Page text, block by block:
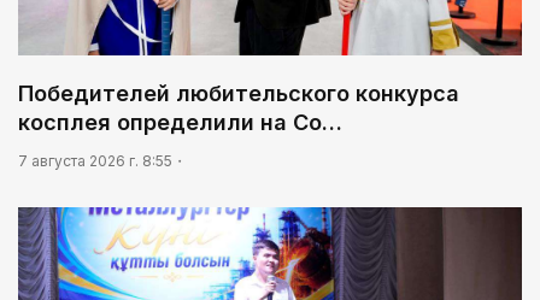
Победителей любительского конкурса
косплея определили на Co…
7 августа 2026 г. 8:55